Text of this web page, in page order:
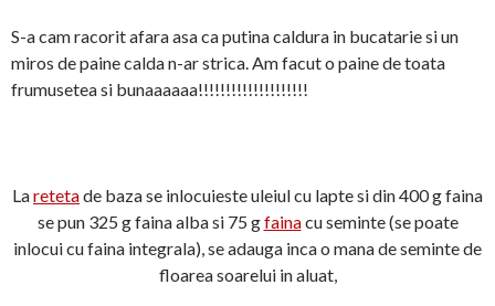
S-a cam racorit afara asa ca putina caldura in bucatarie si un
miros de paine calda n-ar strica. Am facut o paine de toata
frumusetea si bunaaaaaa!!!!!!!!!!!!!!!!!!!!
Laretetade baza se inlocuieste uleiul cu lapte si din 400 g faina
se pun 325 g faina alba si 75 gfainacu seminte (se poate
inlocui cu faina integrala), se adauga inca o mana de seminte de
floarea soarelui in aluat,